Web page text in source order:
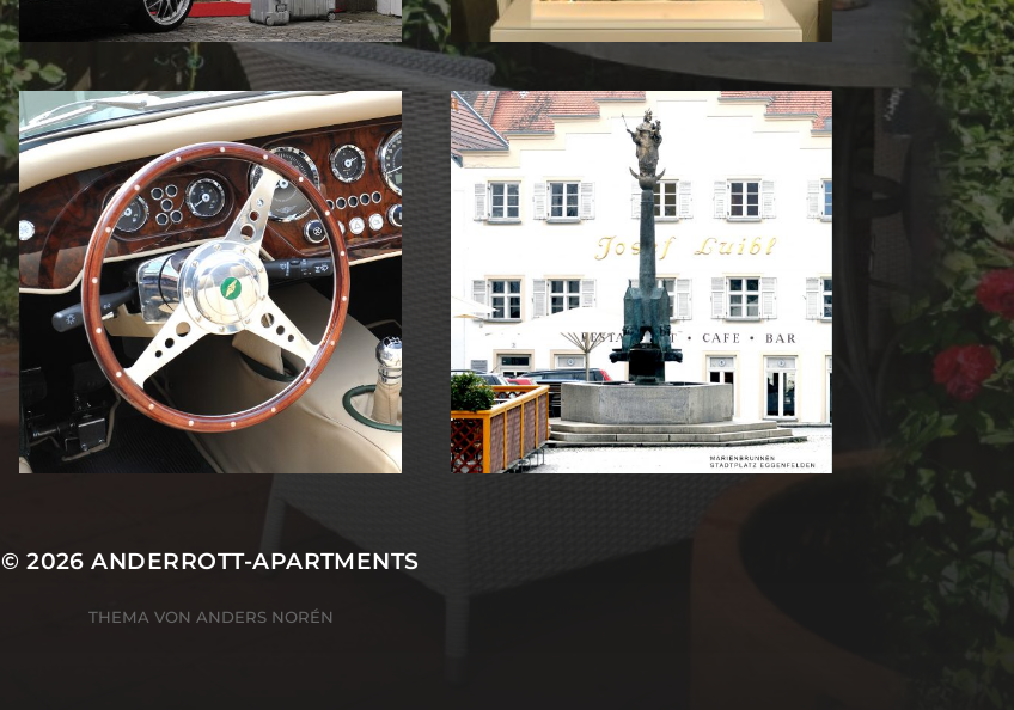
© 2026ANDERROTT-APARTMENTS
THEMA VON ANDERS NORÉN